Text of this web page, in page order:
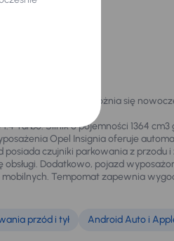
Model ten wyróżnia się
Turbo. Silnik o pojemności 1364 cm3
Opel Insignia oferuje
czujniki parkowania z przodu i
Dodatkowo, pojazd
Tempomat zapewnia
przód i tył
Android Auto i